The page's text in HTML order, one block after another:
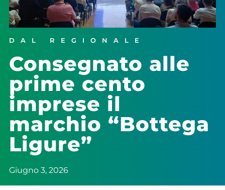
DAL REGIONALE
Consegnato alle
prime cento
imprese il
marchio “Bottega
Ligure”
Giugno 3, 2026